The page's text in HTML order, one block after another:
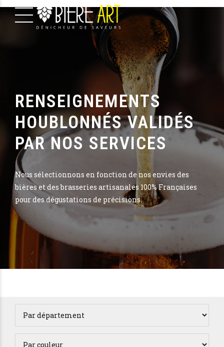
RENSEIGNEMENTS
HOUBLONNÉS VALIDÉS
PAR NOS SERVICES
Nous sélectionnons en fonction de nos envies des
bières et des brasseries artisanales 100% Françaises
pour des dégustations de précisions.